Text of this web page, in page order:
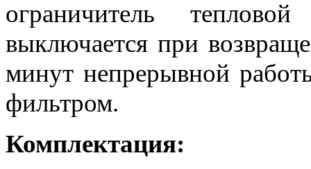
ограничитель
выключается при
минут непрерывной
фильтром.
Комплектация: